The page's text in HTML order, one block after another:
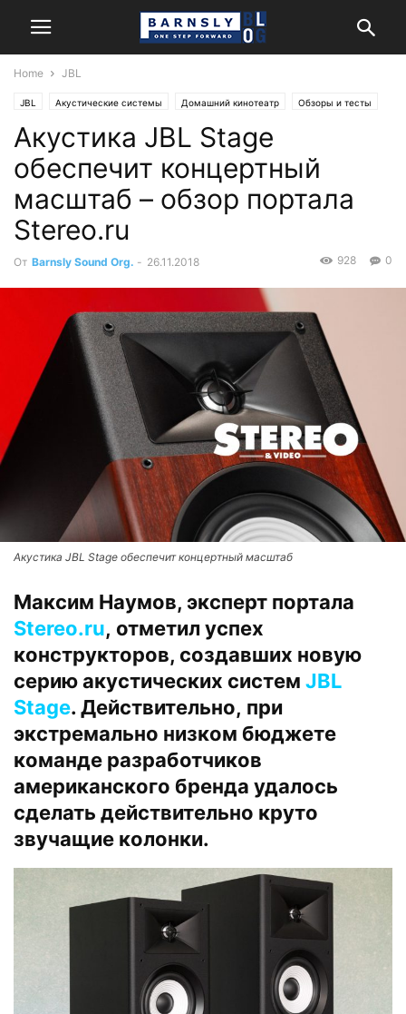
Home JBL
JBL Акустические системы Домашний кинотеатр Обзоры и тесты
Стерео
Акустика JBL Stage
обеспечит концертный
масштаб – обзор портала
Stereo.ru
От Barnsly Sound Org. - 26.11.2018 0
928
Акустика JBL Stage обеспечит концертный масштаб
Максим Наумов, эксперт портала
Stereo.ru, отметил успех
конструкторов, создавших новую
серию акустических систем JBL
Stage. Действительно, при
экстремально низком бюджете
команде разработчиков
американского бренда удалось
сделать действительно круто
звучащие колонки.